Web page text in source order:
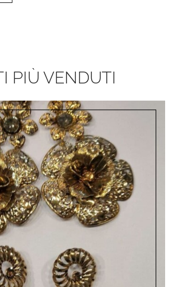
PIÙ VENDUTI